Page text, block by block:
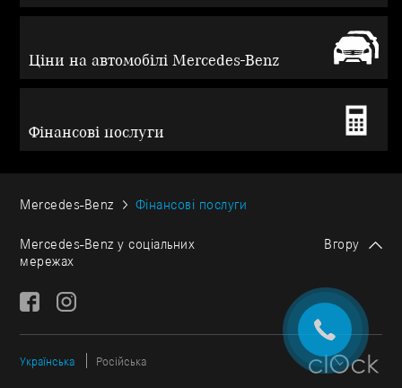
Ціни на автомобілі Mercedes-Benz
Фінансові послуги
Mercedes-Benz Фінансові послуги
Mercedes-Benz у соціальних
мережах
Вгору
Українська Російська